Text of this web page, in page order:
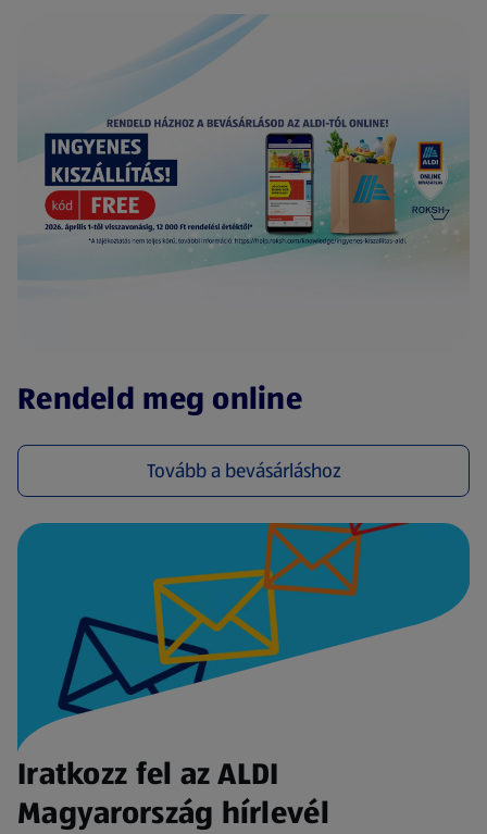
Rendeld meg online
Tovább a bevásárláshoz
(új oldalon nyílik meg)
Iratkozz fel az ALDI
Magyarország hírlevél